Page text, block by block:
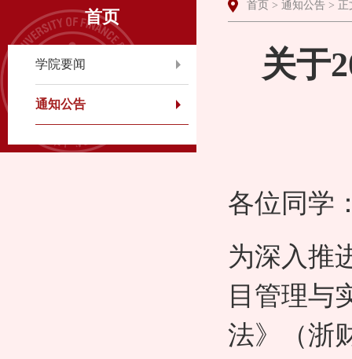
首页
学院要闻
通知公告
首页 > 通知公告 > 正
关于
各位同学
为深入推
目管理与
法》（浙